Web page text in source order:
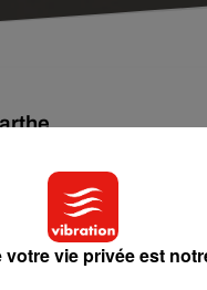
victime d'un
témoins et organisé une
votre vie privée est